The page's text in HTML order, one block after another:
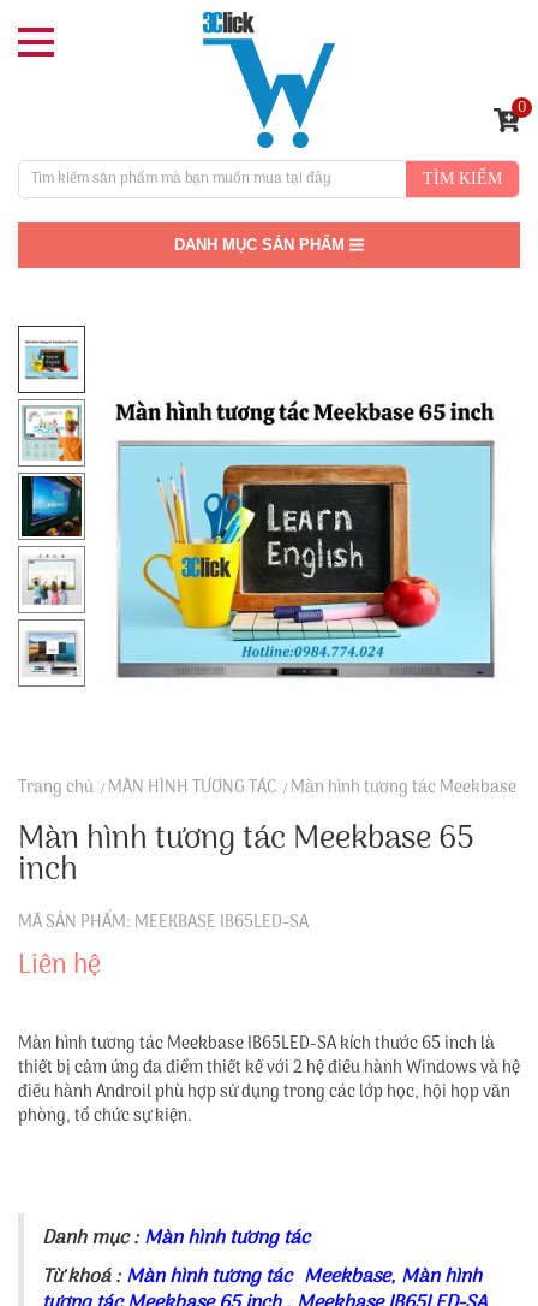
TÌM KIẾM
0
DANH MỤC SẢN PHẨM
Trang chủ MÀN HÌNH TƯƠNG TÁC Màn hình tương tác Meekbase
Màn hình tương tác Meekbase 65
inch
MÃ SẢN PHẨM: MEEKBASE IB65LED-SA
Liên hệ
Màn hình tương tác Meekbase IB65LED-SA kích thước 65 inch là
thiết bị cảm ứng đa điểm thiết kế với 2 hệ điều hành Windows và hệ
điều hành Androil phù hợp sử dụng trong các lớp học, hội họp văn
phòng, tổ chức sự kiện.
Danh mục :Màn hình tương tác
Từ khoá :Màn hình tương tác Meekbase, Màn hình